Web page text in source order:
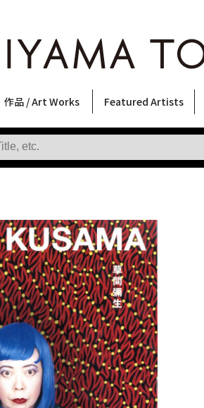
作品 / Art Works
フォトグラフィー
Photography
ポスター
Posters
ストリートアート
Street Art
立体・その他
Sculptures / etc
アートワークス
Art Works
Primary Artworks
KOMIYAMA TOKYO ART LABEL
版画
Prints
Featured Artists
稲嶺啓一(東風終)
村田言恵
丸岡和吾
Rico Casella
キム・ロートン
菅谷晋一
柴田亜美
内藤啓介
CHRIS
須藤昌人
二本木里美
北島敬三
大西洋介
天野タケル
横尾忠則
佐伯俊男
秋赤音
三島剛
春川ナミオ
林月光
三島由紀夫
大類信
COOKIE
内藤ルネ
森山大道